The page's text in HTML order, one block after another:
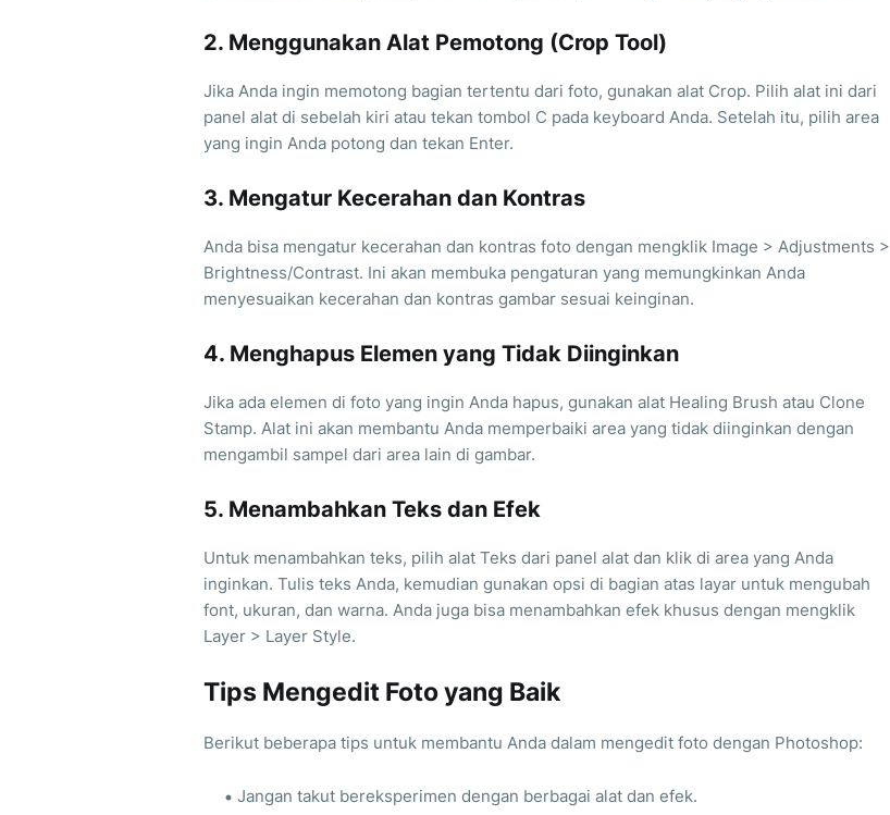
2. Menggunakan Alat Pemotong (Crop Tool)
Jika Anda ingin memotong bagian tertentu dari foto, gunakan alat Crop. Pilih alat ini dari
panel alat di sebelah kiri atau tekan tombol C pada keyboard Anda. Setelah itu, pilih area
yang ingin Anda potong dan tekan Enter.
3. Mengatur Kecerahan dan Kontras
Anda bisa mengatur kecerahan dan kontras foto dengan mengklik Image > Adjustments >
Brightness/Contrast. Ini akan membuka pengaturan yang memungkinkan Anda
menyesuaikan kecerahan dan kontras gambar sesuai keinginan.
4. Menghapus Elemen yang Tidak Diinginkan
Jika ada elemen di foto yang ingin Anda hapus, gunakan alat Healing Brush atau Clone
Stamp. Alat ini akan membantu Anda memperbaiki area yang tidak diinginkan dengan
mengambil sampel dari area lain di gambar.
5. Menambahkan Teks dan Efek
Untuk menambahkan teks, pilih alat Teks dari panel alat dan klik di area yang Anda
inginkan. Tulis teks Anda, kemudian gunakan opsi di bagian atas layar untuk mengubah
font, ukuran, dan warna. Anda juga bisa menambahkan efek khusus dengan mengklik
Layer > Layer Style.
Tips Mengedit Foto yang Baik
Berikut beberapa tips untuk membantu Anda dalam mengedit foto dengan Photoshop:
Jangan takut bereksperimen dengan berbagai alat dan efek.